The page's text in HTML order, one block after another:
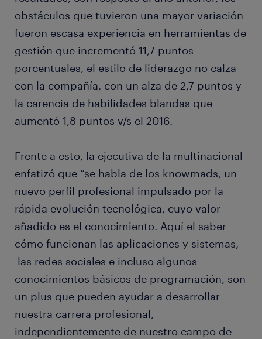
obstáculos que tuvieron una mayor variación
fueron escasa experiencia en herramientas de
gestión que incrementó 11,7 puntos
porcentuales, el estilo de liderazgo no calza
con la compañía, con un alza de 2,7 puntos y
la carencia de habilidades blandas que
aumentó 1,8 puntos v/s el 2016.
Frente a esto, la ejecutiva de la multinacional
enfatizó que “se habla de los knowmads, un
nuevo perfil profesional impulsado por la
rápida evolución tecnológica, cuyo valor
añadido es el conocimiento. Aquí el saber
cómo funcionan las aplicaciones y sistemas,
las redes sociales e incluso algunos
conocimientos básicos de programación, son
un plus que pueden ayudar a desarrollar
nuestra carrera profesional,
independientemente de nuestro campo de